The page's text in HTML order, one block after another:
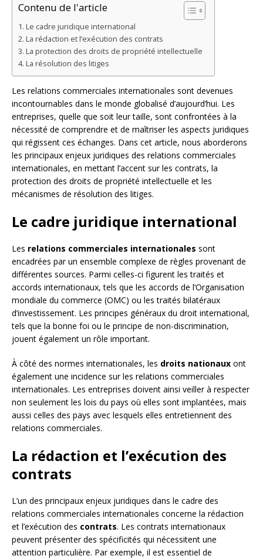
Contenu de l'article
Le cadre juridique international
La rédaction et l’exécution des contrats
La protection des droits de propriété intellectuelle
La résolution des litiges
Les relations commerciales internationales sont devenues
incontournables dans le monde globalisé d’aujourd’hui. Les
entreprises, quelle que soit leur taille, sont confrontées à la
nécessité de comprendre et de maîtriser les aspects juridiques
qui régissent ces échanges. Dans cet article, nous aborderons
les principaux enjeux juridiques des relations commerciales
internationales, en mettant l’accent sur les contrats, la
protection des droits de propriété intellectuelle et les
mécanismes de résolution des litiges.
Le cadre juridique international
Les relations commerciales internationales sont
encadrées par un ensemble complexe de règles provenant de
différentes sources. Parmi celles-ci figurent les traités et
accords internationaux, tels que les accords de l’Organisation
mondiale du commerce (OMC) ou les traités bilatéraux
d’investissement. Les principes généraux du droit international,
tels que la bonne foi ou le principe de non-discrimination,
jouent également un rôle important.
À côté des normes internationales, les droits nationaux ont
également une incidence sur les relations commerciales
internationales. Les entreprises doivent ainsi veiller à respecter
non seulement les lois du pays où elles sont implantées, mais
aussi celles des pays avec lesquels elles entretiennent des
relations commerciales.
La rédaction et l’exécution des
contrats
L’un des principaux enjeux juridiques dans le cadre des
relations commerciales internationales concerne la rédaction
et l’exécution des contrats. Les contrats internationaux
peuvent présenter des spécificités qui nécessitent une
attention particulière. Par exemple, il est essentiel de